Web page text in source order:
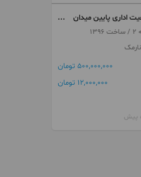
اداری پایین میدان
500,000,000 تومان
12,000,000 تومان